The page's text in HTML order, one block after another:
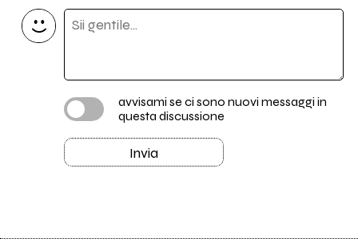
avvisami se ci sono nuovi messaggi in
questa discussione
Invia